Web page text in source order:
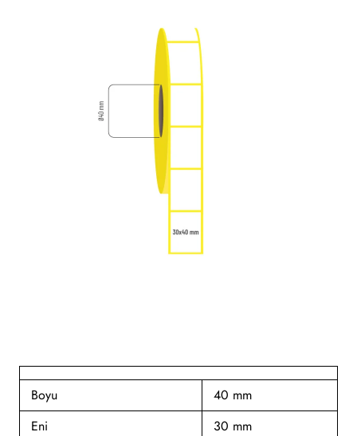
Boyu
40 mm
Eni
30 mm